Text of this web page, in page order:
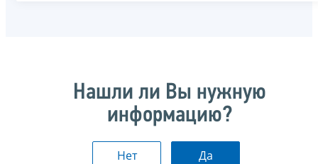
Нашли ли Вы нужную
информацию?
Нет Да